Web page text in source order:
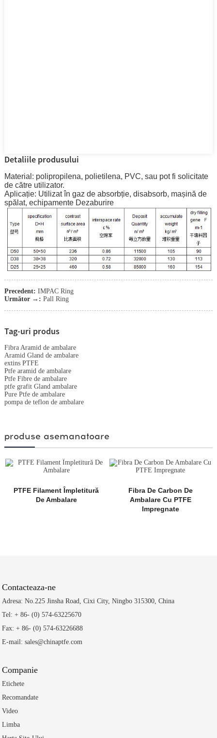
Detaliile produsului
Material: polipropilena, polietilena, PVC, sau pot fi solicitate
de către utilizator.
Aplicație: Utilizat în gaz de absorbție, disabsorb, mașină de
spălat, echipamente Dezaburire
Precedent: IMPAC Ring
Următor →: Pall Ring
Tag-uri produs
Fibra Aramid de ambalare
Aramid Gland de ambalare
extins PTFE
Ptfe aramid de ambalare
Ptfe Fibre de ambalare
ptfe grafit Gland ambalare
Pure Ptfe de ambalare
pompa de teflon de ambalare
produse asemanatoare
PTFE Filament Împletitură
De Ambalare
Fibra De Carbon De
Ambalare Cu PTFE
Impregnate
Contacteaza-ne
Adresa: No.225 Jinsha Road, Cixi City, Ningbo 315300, China
Tel: + 86- (0) 574-63225670
Fax: + 86- (0) 574-63226688
E-mail: sales@chinaptfe.com
Companie
Etichete
Recomandate
Video
Limba